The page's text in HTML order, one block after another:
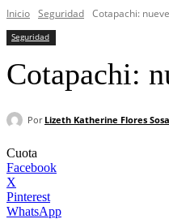
Inicio Seguridad Cotapachi:
Seguridad
Cotapachi:
Por Lizeth Katherine Flores Sosa
Cuota
Facebook
X
Pinterest
WhatsApp